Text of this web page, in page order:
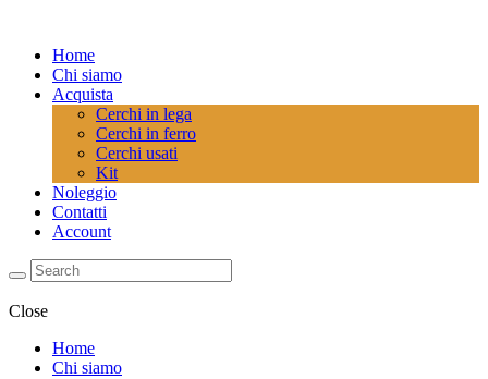
Home
Chi siamo
Acquista
Cerchi in lega
Cerchi in ferro
Cerchi usati
Kit
Noleggio
Contatti
Account
Close
Home
Chi siamo